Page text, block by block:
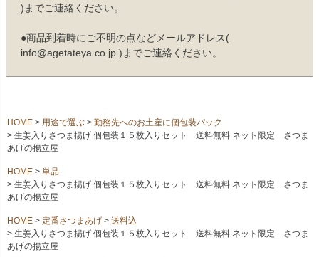
)までご連絡ください。
●商品到着時にご不明の点などメールアドレス(
info@agetateya.co.jp )までご連絡ください。
HOME 用途で選ぶ
勤務先へのお土産に個包装パック
生姜入りさつま揚げ 個包装１５枚入りセット 送料無料 ネット限定 さつま
あげの揚立屋
HOME
単品
生姜入りさつま揚げ 個包装１５枚入りセット 送料無料 ネット限定 さつま
あげの揚立屋
HOME 定番さつまあげ
送料込
生姜入りさつま揚げ 個包装１５枚入りセット 送料無料 ネット限定 さつま
あげの揚立屋